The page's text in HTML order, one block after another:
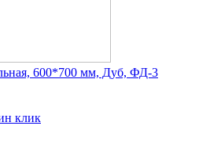
600*700 мм, Дуб, ФД-3
клик